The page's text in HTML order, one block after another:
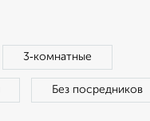
3‑комнатные
Без посредников